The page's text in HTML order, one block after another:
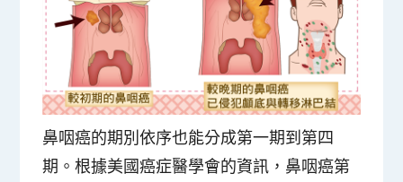
鼻咽癌的期別依序也能分成第一期到第四
期。根據美國癌症醫學會的資訊，鼻咽癌第